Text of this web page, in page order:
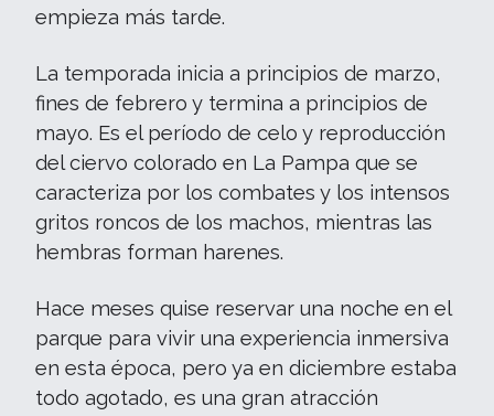
empieza más tarde.
La temporada inicia a principios de marzo,
fines de febrero y termina a principios de
mayo. Es el período de celo y reproducción
del ciervo colorado en La Pampa que se
caracteriza por los combates y los intensos
gritos roncos de los machos, mientras las
hembras forman harenes.
Hace meses quise reservar una noche en el
parque para vivir una experiencia inmersiva
en esta época, pero ya en diciembre estaba
todo agotado, es una gran atracción